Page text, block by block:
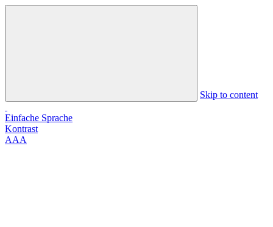
Skip to content
Einfache Sprache
Kontrast
AAA